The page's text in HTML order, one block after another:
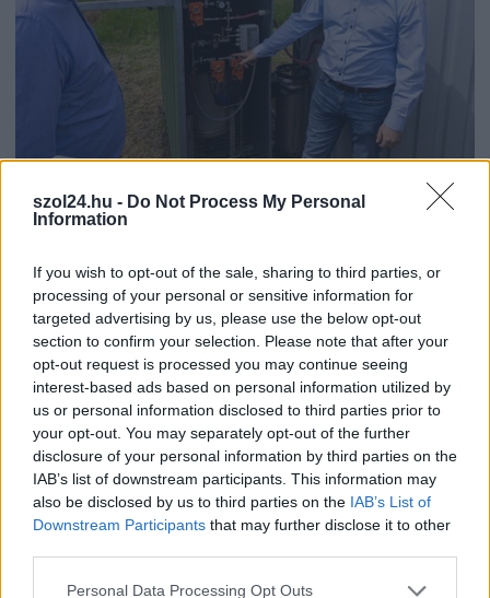
szol24.hu - Do Not Process My Personal
Information
If you wish to opt-out of the sale, sharing to third parties, or
processing of your personal or sensitive information for
targeted advertising by us, please use the below opt-out
section to confirm your selection. Please note that after your
opt-out request is processed you may continue seeing
interest-based ads based on personal information utilized by
us or personal information disclosed to third parties prior to
your opt-out. You may separately opt-out of the further
disclosure of your personal information by third parties on the
IAB’s list of downstream participants. This information may
also be disclosed by us to third parties on the IAB’s List of
Downstream Participants that may further disclose it to other
Please note that this website/app uses one or more Google
Personal Data Processing Opt Outs
A Szolnok megyei gazdák nagyon nem akarták a
JÉGER további üzemeltetését
alkalmazkodik a gazdálkodók döntéséhez az
Agrárminisztérium és a Nemzeti...
JNSZ megyei hírek